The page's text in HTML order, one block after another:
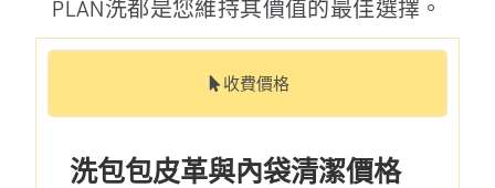
PLAN洗都是您維持其價值的最佳選擇。
收費價格
洗包包皮革與內袋清潔價格